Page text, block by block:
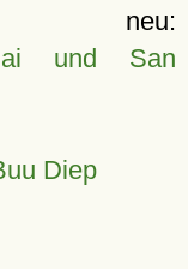
und San
Diep